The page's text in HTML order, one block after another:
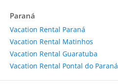
Paraná
Vacation Rental Paraná
Vacation Rental Matinhos
Vacation Rental Guaratuba
Vacation Rental Pontal do Paraná